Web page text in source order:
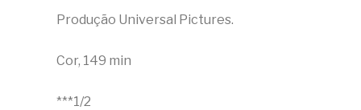
Produção Universal Pictures.
Cor, 149 min
***1/2